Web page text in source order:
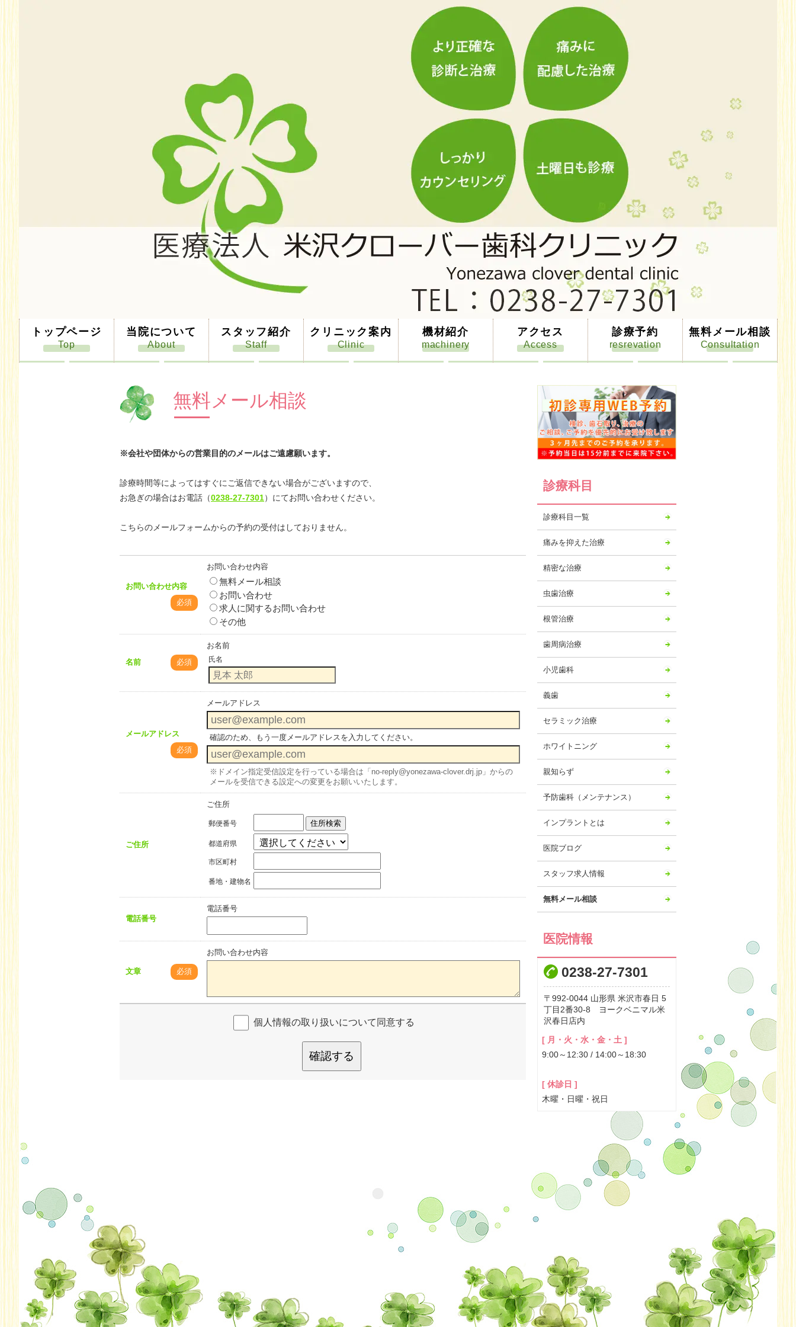
トップページ 当院について スタッフ紹介 クリニック案内 機材紹介 アクセス 診療予約 無料メール相談
無料メール相談
※会社や団体からの営業目的のメールはご遠慮願います。
診療時間等によってはすぐにご返信できない場合がございますので、
お急ぎの場合はお電話（0238-27-7301）にてお問い合わせください。
こちらのメールフォームからの予約の受付はしておりません。
お問い合わせ内容
必須
お問い合わせ内容
無料メール相談
お問い合わせ
求人に関するお問い合わせ
その他
名前 必須
お名前
氏名
メールアドレス
必須
メールアドレス
確認のため、もう一度メールアドレスを入力してください。
※ドメイン指定受信設定を行っている場合は「no-reply@yonezawa-clover.drj.jp」からの
メールを受信できる設定への変更をお願いいたします。
ご住所
ご住所
郵便番号 住所検索
都道府県
市区町村
番地・建物名
電話番号
電話番号
文章 必須
お問い合わせ内容
個人情報の取り扱いについて同意する
確認する
診療科目
診療科目一覧
痛みを抑えた治療
精密な治療
虫歯治療
根管治療
歯周病治療
小児歯科
義歯
セラミック治療
ホワイトニング
親知らず
予防歯科（メンテナンス）
インプラントとは
医院ブログ
スタッフ求人情報
無料メール相談
医院情報
0238-27-7301
992-0044 山形県 米沢市春日 5
丁目2番30-8 ヨークベニマル米
沢春日店内
[ 月・火・水・金・土 ]
9:00～12:30 / 14:00～18:30
[ 休診日 ]
木曜・日曜・祝日